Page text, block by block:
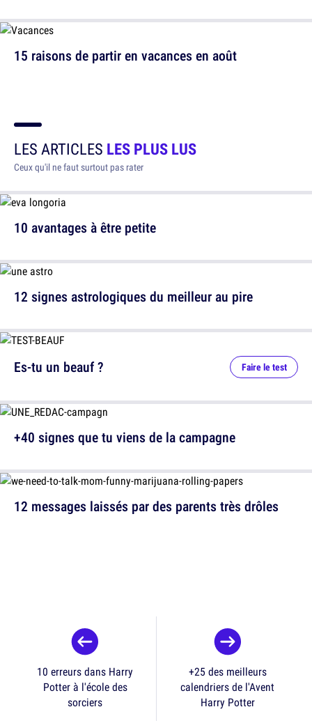
15 raisons de partir en vacances en août
LES ARTICLES LES PLUS LUS
Ceux qu'il ne faut surtout pas rater
10 avantages à être petite
12 signes astrologiques du meilleur au pire
12 messages laissés par des parents très drôles
Es-tu un beauf ? Faire le test
+40 signes que tu viens de la campagne
10 erreurs dans Harry
Potter à l'école des
sorciers
+25 des meilleurs
calendriers de l'Avent
Harry Potter